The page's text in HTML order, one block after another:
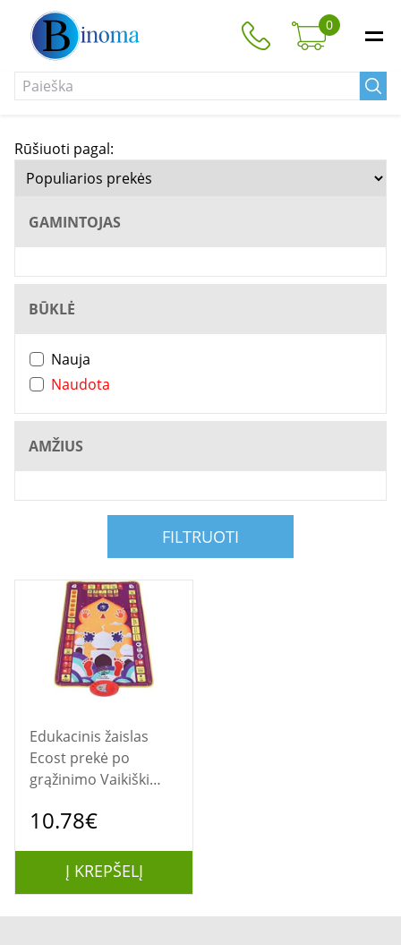
0
Rūšiuoti pagal:
GAMINTOJAS
BŪKLĖ
Nauja
Naudota
AMŽIUS
FILTRUOTI
Edukacinis žaislas
Ecost prekė po
grąžinimo Vaikiški
kilimas musulmonų
prosia kilimas
10.78€
Į KREPŠELĮ